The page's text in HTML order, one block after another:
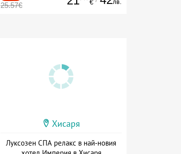
25.57€ €
Хисаря
Луксозен СПА релакс в най-новия